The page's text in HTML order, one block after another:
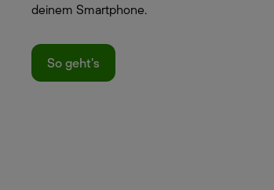
deinem Smartphone.
So geht's